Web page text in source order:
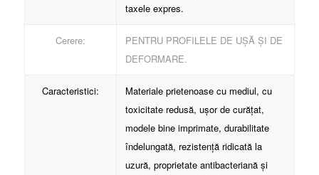
taxele expres.
Cerere:
PENTRU PROFILELE DE UȘĂ ȘI DE
DEFORMARE.
Caracteristici:
Materiale prietenoase cu mediul, cu
toxicitate redusă, ușor de curățat,
modele bine imprimate, durabilitate
îndelungată, rezistență ridicată la
uzură, proprietate antibacteriană și